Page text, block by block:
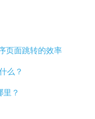
页面跳转的效率
么？
里？